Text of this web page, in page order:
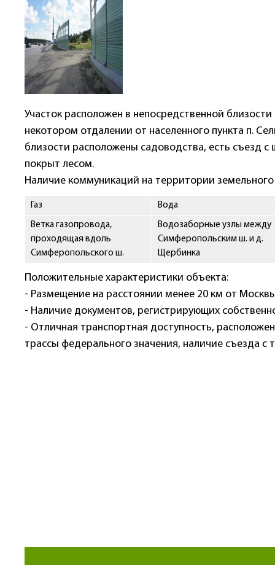
Участок расположен в непосредственной
некотором отдалении от населенного пункта п.
близости расположены садоводства, есть съезд с
покрыт лесом.
Наличие коммуникаций на территории земельного
Газ
Вода
Ветка газопровода,
проходящая вдоль
Симферопольского ш.
Водозаборные узлы между
Симферопольским ш. и д.
Щербинка
Положительные характеристики объекта:
- Размещение на расстоянии менее 20 км от
- Наличие документов, регистрирующих
- Отличная транспортная доступность,
трассы федерального значения, наличие съезда с